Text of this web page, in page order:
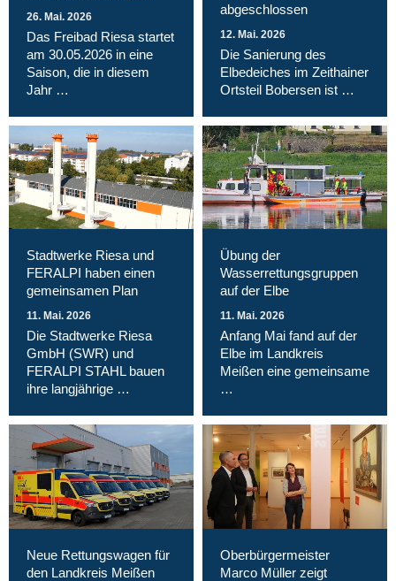
26. Mai. 2026
Das Freibad Riesa startet
am 30.05.2026 in eine
Saison, die in diesem
Jahr …
abgeschlossen
12. Mai. 2026
Die Sanierung des
Elbedeiches im Zeithainer
Ortsteil Bobersen ist …
Stadtwerke Riesa und
FERALPI haben einen
gemeinsamen Plan
11. Mai. 2026
Die Stadtwerke Riesa
GmbH (SWR) und
FERALPI STAHL bauen
ihre langjährige …
Übung der
Wasserrettungsgruppen
auf der Elbe
11. Mai. 2026
Anfang Mai fand auf der
Elbe im Landkreis
Meißen eine gemeinsame
…
Neue Rettungswagen für
den Landkreis Meißen
Oberbürgermeister
Marco Müller zeigt